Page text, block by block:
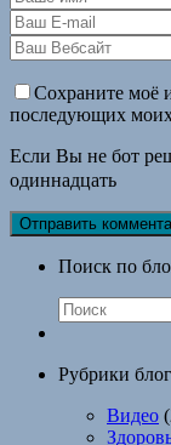
Сохраните моё
последующих
Если Вы не бот
одиннадцать
Поиск по
Рубрики
Видео